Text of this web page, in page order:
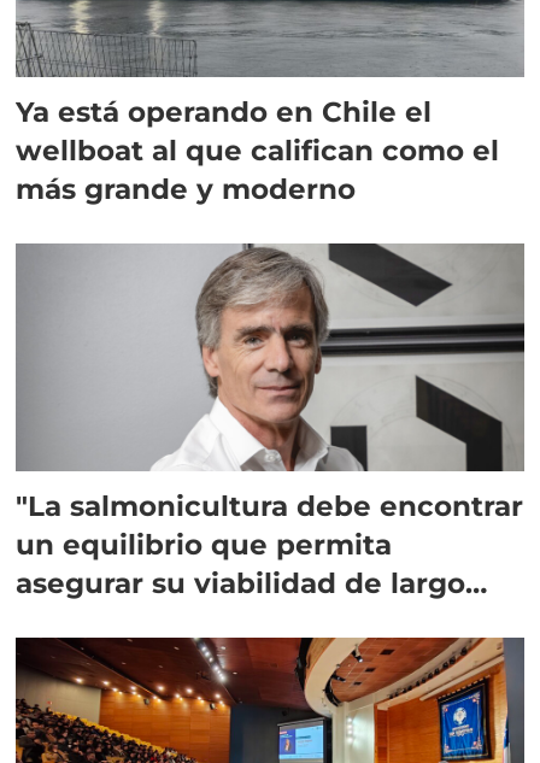
Ya está operando en Chile el
wellboat al que califican como el
más grande y moderno
"La salmonicultura debe encontrar
un equilibrio que permita
asegurar su viabilidad de largo